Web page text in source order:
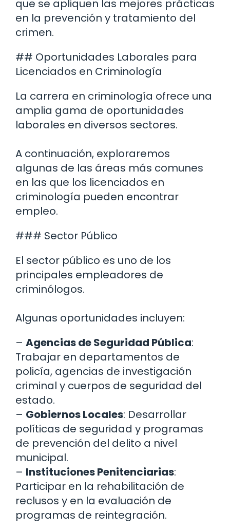
que se apliquen las mejores prácticas
en la prevención y tratamiento del
crimen.
## Oportunidades Laborales para
Licenciados en Criminología
La carrera en criminología ofrece una
amplia gama de oportunidades
laborales en diversos sectores.
A continuación, exploraremos
algunas de las áreas más comunes
en las que los licenciados en
criminología pueden encontrar
empleo.
### Sector Público
El sector público es uno de los
principales empleadores de
criminólogos.
Algunas oportunidades incluyen:
– Agencias de Seguridad Pública:
Trabajar en departamentos de
policía, agencias de investigación
criminal y cuerpos de seguridad del
estado.
– Gobiernos Locales: Desarrollar
políticas de seguridad y programas
de prevención del delito a nivel
municipal.
– Instituciones Penitenciarias:
Participar en la rehabilitación de
reclusos y en la evaluación de
programas de reintegración.